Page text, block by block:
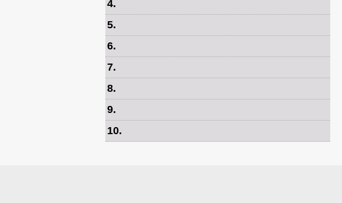
4.
5.
6.
7.
8.
9.
10.